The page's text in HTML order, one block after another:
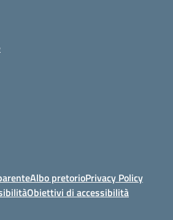
Albo pretorioPrivacy Policy
Obiettivi di accessibilità